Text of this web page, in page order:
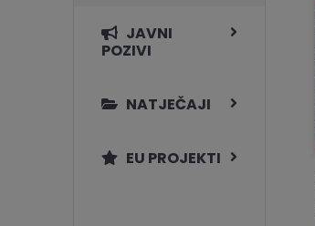
JAVNI
POZIVI
NATJEČAJI
EU PROJEKTI